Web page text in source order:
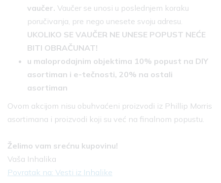
vaučer. Vaučer se unosi u poslednjem koraku
poručivanja, pre nego unesete svoju adresu.
UKOLIKO SE VAUČER NE UNESE POPUST NEĆE
BITI OBRAČUNAT!
u maloprodajnim objektima 10% popust na DIY
asortiman i e-tečnosti, 20% na ostali
asortiman
Ovom akcijom nisu obuhvaćeni proizvodi iz Phillip Morris
asortimana i proizvodi koji su već na finalnom popustu.
Želimo vam srećnu kupovinu!
Vaša Inhalika
Povratak na: Vesti iz Inhalike